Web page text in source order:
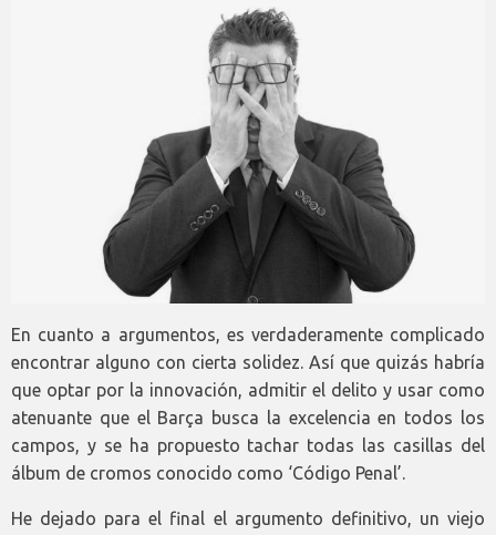
En cuanto a argumentos, es verdaderamente complicado
encontrar alguno con cierta solidez. Así que quizás habría
que optar por la innovación, admitir el delito y usar como
atenuante que el Barça busca la excelencia en todos los
campos, y se ha propuesto tachar todas las casillas del
álbum de cromos conocido como ‘Código Penal’.
He dejado para el final el argumento definitivo, un viejo